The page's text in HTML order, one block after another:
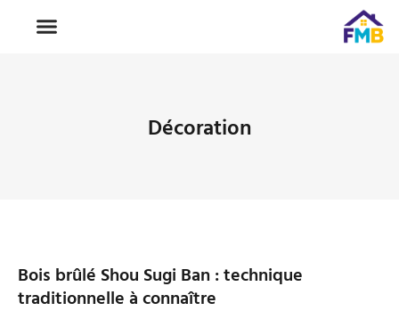
Décoration
Bois brûlé Shou Sugi Ban : technique
traditionnelle à connaître